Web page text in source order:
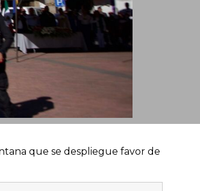
que se despliegue favor de